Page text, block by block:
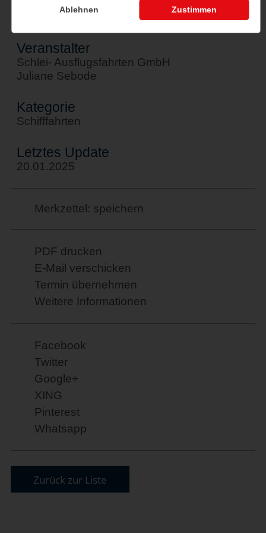
Mobil: 0172/4502796
Veranstalter
Schlei- Ausflugsfahrten GmbH
Juliane Sebode
Kategorie
Schifffahrten
Letztes Update
20.01.2025
Merkzettel: speichern
PDF drucken
E-Mail verschicken
Termin übernehmen
Weitere Informationen
Facebook
Twitter
Google+
XING
Pinterest
Whatsapp
Zurück zur Liste
Ablehnen Zustimmen